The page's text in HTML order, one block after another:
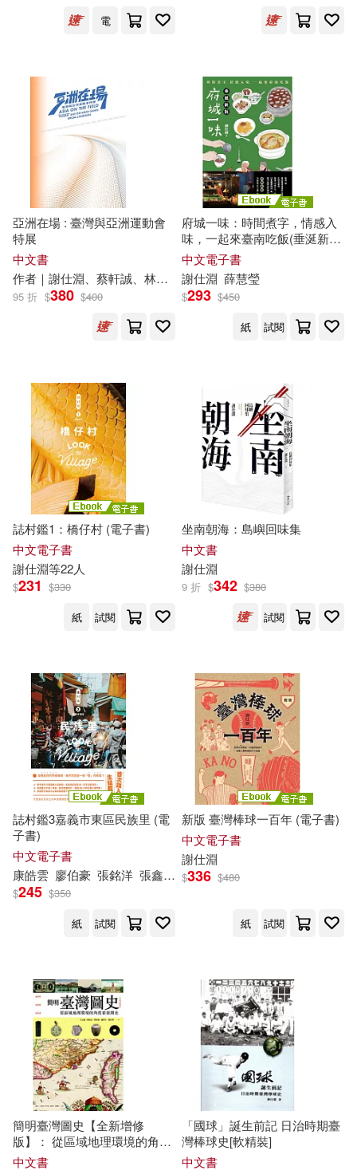
陳妤蓁(2) 陳怡秀(2)
陳致豪(2)
馬振翰(2)
Miyabi H.(1)
作者｜謝仕淵、蔡軒誠、林欣楷、
陳妤蓁； 編者｜蔡亞涵(1)
傅朝卿(1) 劉宏文(1)
劉維瑛、陳靜寬、邱婉婷、謝仕
淵、吳宗岳、陳涵郁(1)
吳倢妤(1)
廖億美(1) 張瀛之(1)
施于婷(1) 曾婉琳(1)
李惠慈(1) 李知灝文字(1)
潘建國(1)
王花俤(1)
石文誠、陳怡宏、蔡承豪、蕭軒
竹、謝仕淵(1)
石文誠、陳怡宏、蔡承豪、謝仕淵
胡佳君(1)
謝仕淵等(1)
謝仕淵，謝佳芬(1) 謝淑靖(1)
趙小菁(1)
郭慧主編(1) 郭美君(1)
電子書 (可複選)
適合平板閱讀(3)
其他 (可複選)
作者/演唱/譯/編/繪(40)
電
亞洲在場 : 臺灣與亞洲運動會
特展
中文書
作者｜ 謝仕淵 、蔡軒誠、林欣楷、陳妤蓁； 編者｜蔡亞涵
95 折 $380 $400
府城一味：時間煮字，情感入
味，一起來臺南吃飯(垂涎新
版) (電子書)
中文電子書
謝仕淵 薛慧瑩
$293 $450
紙
試閱
誌村鑑1：橋仔村 (電子書)
中文電子書
謝仕淵等22人
$231 $330
紙
試閱
坐南朝海：島嶼回味集
中文書
謝仕淵
9 折 $342 $380
試閱
誌村鑑3嘉義市東區民族里 (電
子書)
中文電子書
康皓雲 廖伯豪 張銘洋 張鑫莉 李佳芳 李耘
$245 $350
紙
試閱
新版 臺灣棒球一百年 (電子書)
中文電子書
謝仕淵
$336 $480
紙 試閱
簡明臺灣圖史【全新增修
版】： 從區域地理環境的角度
看台灣史
中文書
「國球」誕生前記 日治時期臺
灣棒球史[軟精裝]
中文書